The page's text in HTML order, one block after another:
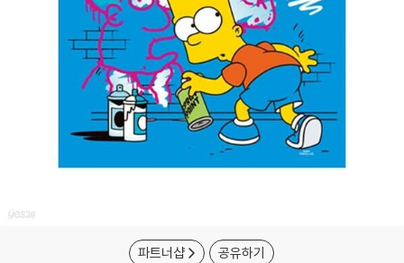
파트너샵 공유하기